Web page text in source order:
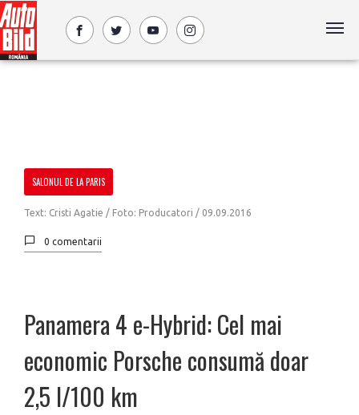
SALONUL DE LA PARIS
Text: Cristi Agatie / Foto: Producatori / 09.09.2016
0 comentarii
Panamera 4 e-Hybrid: Cel mai
economic Porsche consumă doar
2,5 l/100 km